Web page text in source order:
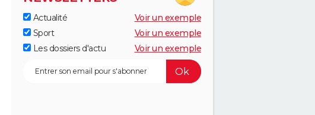
Actualité
Voir un exemple
Sport
Voir un exemple
Les dossiers d'actu
Voir un exemple